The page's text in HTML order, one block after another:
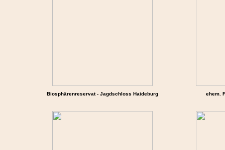
Biosphärenreservat - Jagdschloss Haideburg ehem.